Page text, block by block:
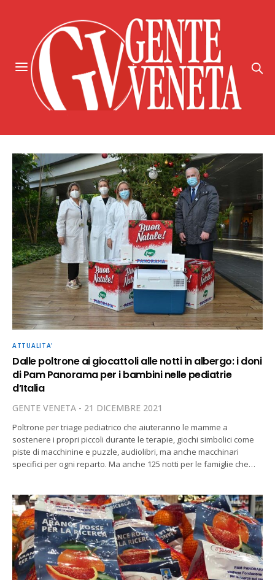
ATTUALITA'
Dalle poltrone ai giocattoli alle notti in albergo: i doni
di Pam Panorama per i bambini nelle pediatrie
d’Italia
GENTE VENETA 21 DICEMBRE 2021
Poltrone per triage pediatrico che aiuteranno le mamme a
sostenere i propri piccoli durante le terapie, giochi simbolici come
piste di macchinine e puzzle, audiolibri, ma anche macchinari
specifici per ogni reparto. Ma anche 125 notti per le famiglie che…